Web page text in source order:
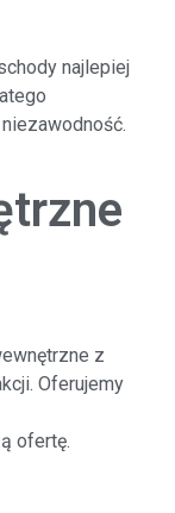
najlepiej
z
Oferujemy
ofertę.